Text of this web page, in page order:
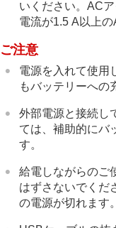
いください。AC
電流が1.5 A以上の
ご注意
電源を入れて使用
もバッテリーへの
外部電源と接続し
ては、補助的にバ
す。
給電しながらのご
はずさないでくだ
の電源が切れます。